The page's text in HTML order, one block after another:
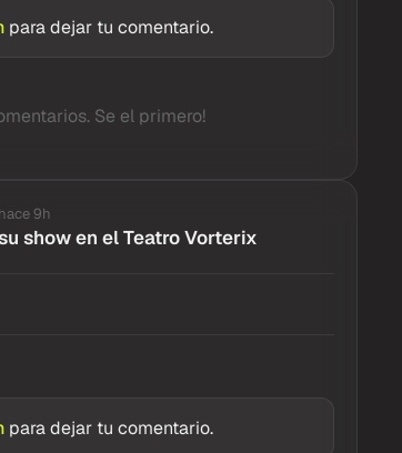
para dejar tu comentario.
Se el primero!
hace 9h
show en el Teatro Vorterix
para dejar tu comentario.